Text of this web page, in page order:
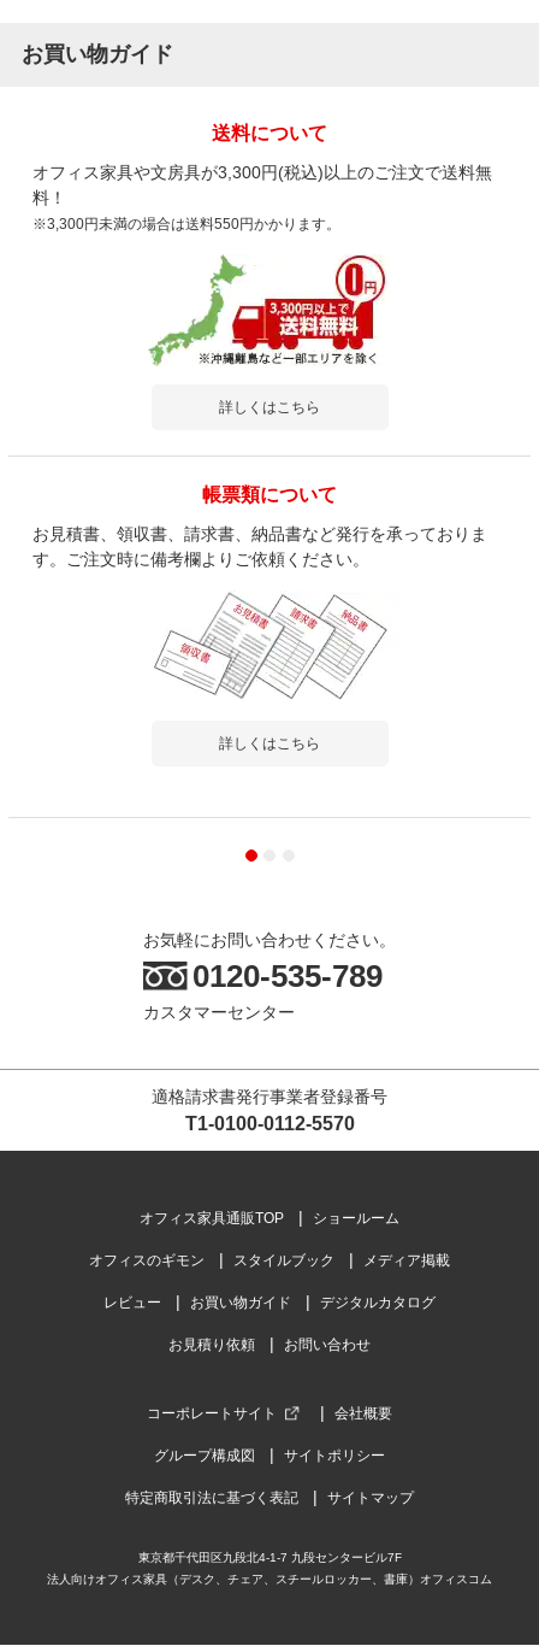
お買い物ガイド
送料について
オフィス家具や文房具が3,300円(税込)以上のご注文で送料無
料！
※3,300円未満の場合は送料550円かかります。
詳しくはこちら
帳票類について
お見積書、領収書、請求書、納品書など発行を承っておりま
す。ご注文時に備考欄よりご依頼ください。
詳しくはこちら
お気軽にお問い合わせください。
0120-535-789
カスタマーセンター
適格請求書発行事業者登録番号
T1-0100-0112-5570
オフィス家具通販TOP ショールーム
オフィスのギモン スタイルブック メディア掲載
レビュー お買い物ガイド デジタルカタログ
お見積り依頼 お問い合わせ
コーポレートサイト 会社概要
グループ構成図 サイトポリシー
特定商取引法に基づく表記 サイトマップ
東京都千代田区九段北4-1-7 九段センタービル7F
法人向けオフィス家具（デスク、チェア、スチールロッカー、書庫）オフィスコム